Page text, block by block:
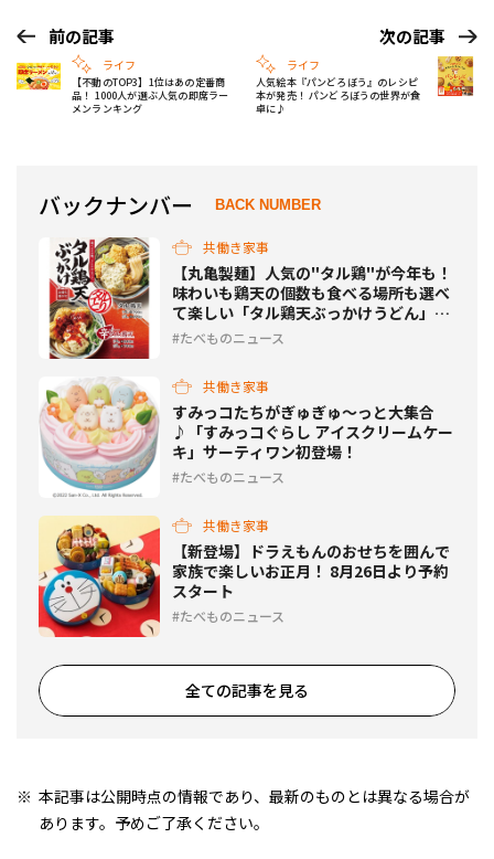
前の記事
ライフ
【不動のTOP3】1位はあの定番商
品！ 1000人が選ぶ人気の即席ラー
メンランキング
次の記事
ライフ
人気絵本『パンどろぼう』のレシピ
本が発売！ パンどろぼうの世界が食
卓に♪
バックナンバー BACK NUMBER
共働き家事
【丸亀製麺】人気の"タル鶏"が今年も！
味わいも鶏天の個数も食べる場所も選べ
て楽しい「タル鶏天ぶっかけうどん」期
間限定販売
たべものニュース
共働き家事
すみっコたちがぎゅぎゅ～っと大集合
♪「すみっコぐらし アイスクリームケー
キ」サーティワン初登場！
たべものニュース
共働き家事
【新登場】ドラえもんのおせちを囲んで
家族で楽しいお正月！ 8月26日より予約
スタート
たべものニュース
全ての記事を見る
本記事は公開時点の情報であり、最新のものとは異なる場合が
あります。予めご了承ください。